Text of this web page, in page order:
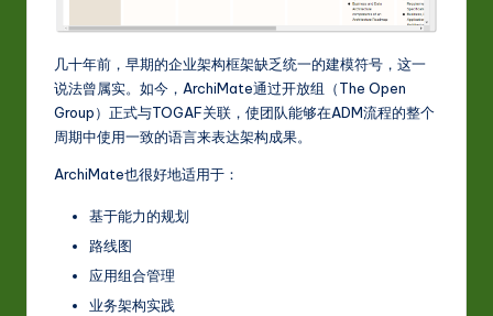
几十年前，早期的企业架构框架缺乏统一的建模符号，这一
说法曾属实。如今，ArchiMate通过开放组（The Open
Group）正式与TOGAF关联，使团队能够在ADM流程的整个
周期中使用一致的语言来表达架构成果。
ArchiMate也很好地适用于：
基于能力的规划
路线图
应用组合管理
业务架构实践